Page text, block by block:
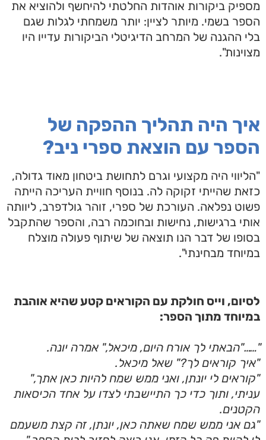
מספיק ביקורות אוהדות החלטתי להיחשף ולהוציא את
הספר בשמי. מיותר לציין: יותר משמחתי לגלות שגם
בלי ההגנה של המרחב הדיגיטלי הביקורות עדייו היו
מצוינות".
איך היה תהליך ההפקה של
הספר עם הוצאת ספרי ניב?
"הליווי היה מקצועי וגרם לתחושת ביטחון מאוד גדולה,
כזאת שהייתי זקוקה לה. בנוסף חוויית העריכה הייתה
פשוט נפלאה. העורכת של ספרי, זוהר גולדפרב, ליוותה
אותי ברגישות, נחישות ובחוכמה רבה, והספר שהתקבל
בסופו של דבר הנו תוצאה של שיתוף פעולה מוצלח
במיוחד מבחינתי".
לסיום, וייס חולקת עם הקוראים קטע שהיא אוהבת
במיוחד מתוך הספר:
"……"הבאתי לך אורח היום, מיכאל," אמרה יונה.
"איך קוראים לך?" שאל מיכאל.
"קוראים לי יונתן, ואני ממש שמח להיות כאן אתך,"
עניתי, ותוך כדי כך התיישבתי לצדו על אחד הכיסאות
הקטנים.
"גם אני ממש שמח שאתה כאן, יונתן, זה קצת משעמם